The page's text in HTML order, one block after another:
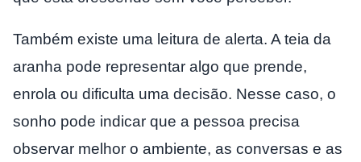
Também existe uma leitura de alerta. A teia da
aranha pode representar algo que prende,
enrola ou dificulta uma decisão. Nesse caso, o
sonho pode indicar que a pessoa precisa
observar melhor o ambiente, as conversas e as